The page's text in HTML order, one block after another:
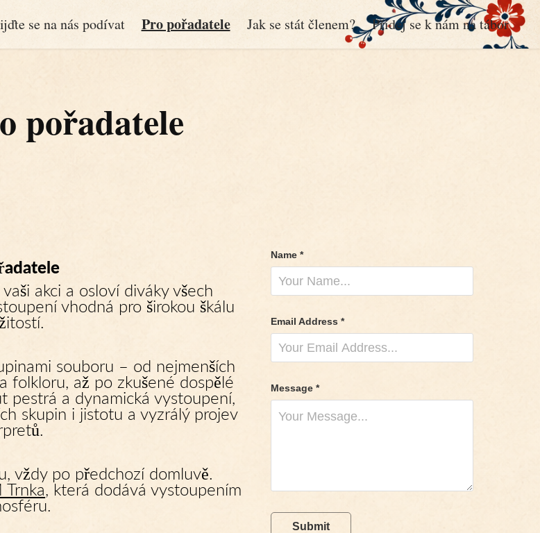
se na nás podívat Pro pořadatele Jak se stát členem? Přidej se k nám na tábor
pořadatele
akci a osloví diváky všech
vhodná pro širokou škálu
souboru – od nejmenších
folkloru, až po zkušené dospělé
pestrá a dynamická vystoupení,
skupin i jistotu a vyzrálý projev
vždy po předchozí domluvě.
Trnka, která dodává vystoupením
Name *
Email Address *
Message *
Submit